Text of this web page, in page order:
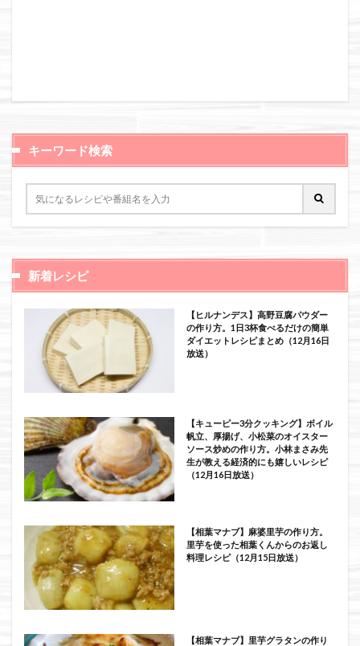
キーワード検索
新着レシピ
【ヒルナンデス】高野豆腐パウダー
の作り方。1日3杯食べるだけの簡単
ダイエットレシピまとめ（12月16日
放送）
【キューピー3分クッキング】ボイル
帆立、厚揚げ、小松菜のオイスター
ソース炒めの作り方。小林まさみ先
生が教える経済的にも嬉しいレシピ
（12月16日放送）
【相葉マナブ】麻婆里芋の作り方。
里芋を使った相葉くんからのお返し
料理レシピ（12月15日放送）
【相葉マナブ】里芋グラタンの作り